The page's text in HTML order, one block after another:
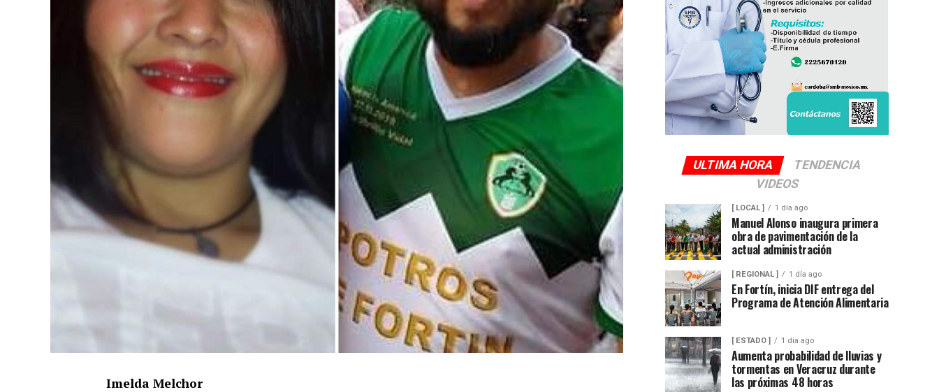
Imelda Melchor
ULTIMA HORA
TENDENCIA
VIDEOS
[ LOCAL ] 1 día ago
Manuel Alonso inaugura primera
obra de pavimentación de la
actual administración
[ REGIONAL ] 1 día ago
En Fortín, inicia DIF entrega del
Programa de Atención Alimentaria
[ ESTADO ] 1 día ago
Aumenta probabilidad de lluvias y
tormentas en Veracruz durante
las próximas 48 horas